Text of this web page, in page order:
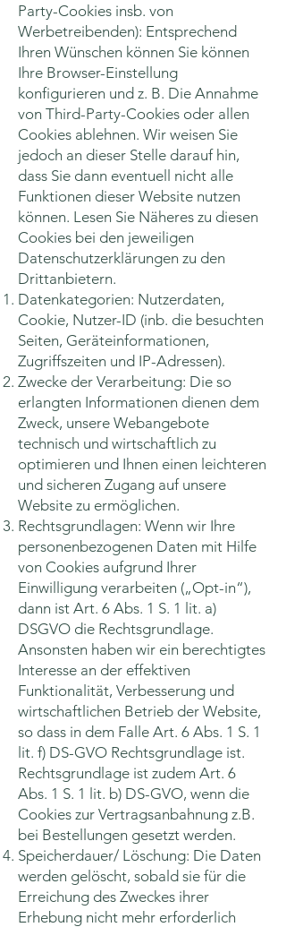
Party-Cookies insb. von
Werbetreibenden): Entsprechend
Ihren Wünschen können Sie können
Ihre Browser-Einstellung
konfigurieren und z. B. Die Annahme
von Third-Party-Cookies oder allen
Cookies ablehnen. Wir weisen Sie
jedoch an dieser Stelle darauf hin,
dass Sie dann eventuell nicht alle
Funktionen dieser Website nutzen
können. Lesen Sie Näheres zu diesen
Cookies bei den jeweiligen
Datenschutzerklärungen zu den
Drittanbietern.
Datenkategorien: Nutzerdaten,
Cookie, Nutzer-ID (inb. die besuchten
Seiten, Geräteinformationen,
Zugriffszeiten und IP-Adressen).
Zwecke der Verarbeitung: Die so
erlangten Informationen dienen dem
Zweck, unsere Webangebote
technisch und wirtschaftlich zu
optimieren und Ihnen einen leichteren
und sicheren Zugang auf unsere
Website zu ermöglichen.
Rechtsgrundlagen: Wenn wir Ihre
personenbezogenen Daten mit Hilfe
von Cookies aufgrund Ihrer
Einwilligung verarbeiten („Opt-in“),
dann ist Art. 6 Abs. 1 S. 1 lit. a)
DSGVO die Rechtsgrundlage.
Ansonsten haben wir ein berechtigtes
Interesse an der effektiven
Funktionalität, Verbesserung und
wirtschaftlichen Betrieb der Website,
so dass in dem Falle Art. 6 Abs. 1 S. 1
lit. f) DS-GVO Rechtsgrundlage ist.
Rechtsgrundlage ist zudem Art. 6
Abs. 1 S. 1 lit. b) DS-GVO, wenn die
Cookies zur Vertragsanbahnung z.B.
bei Bestellungen gesetzt werden.
Speicherdauer/ Löschung: Die Daten
werden gelöscht, sobald sie für die
Erreichung des Zweckes ihrer
Erhebung nicht mehr erforderlich